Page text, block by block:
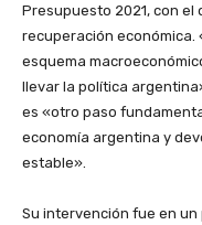
Presupuesto 2021, con el
recuperación económica.
esquema
llevar la política
es «otro paso
economía argentina y
estable».
Su intervención fue en un